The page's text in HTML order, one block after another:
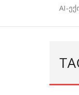
AI-